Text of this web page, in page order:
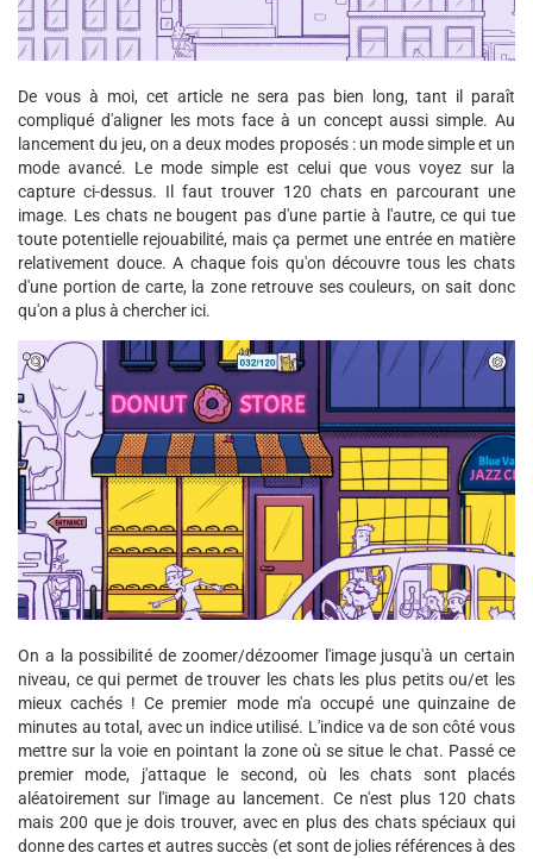
De vous à moi, cet article ne sera pas bien long, tant il paraît
compliqué d'aligner les mots face à un concept aussi simple. Au
lancement du jeu, on a deux modes proposés : un mode simple et un
mode avancé. Le mode simple est celui que vous voyez sur la
capture ci-dessus. Il faut trouver 120 chats en parcourant une
image. Les chats ne bougent pas d'une partie à l'autre, ce qui tue
toute potentielle rejouabilité, mais ça permet une entrée en matière
relativement douce. A chaque fois qu'on découvre tous les chats
d'une portion de carte, la zone retrouve ses couleurs, on sait donc
qu'on a plus à chercher ici.
On a la possibilité de zoomer/dézoomer l'image jusqu'à un certain
niveau, ce qui permet de trouver les chats les plus petits ou/et les
mieux cachés ! Ce premier mode m'a occupé une quinzaine de
minutes au total, avec un indice utilisé. L'indice va de son côté vous
mettre sur la voie en pointant la zone où se situe le chat. Passé ce
premier mode, j'attaque le second, où les chats sont placés
aléatoirement sur l'image au lancement. Ce n'est plus 120 chats
mais 200 que je dois trouver, avec en plus des chats spéciaux qui
donne des cartes et autres succès (et sont de jolies références à des